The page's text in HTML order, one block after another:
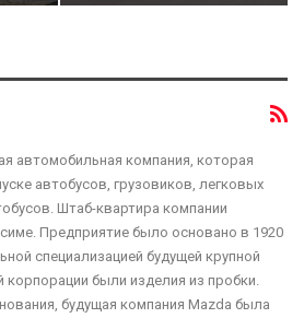
автомобильная компания, которая
автобусов, грузовиков, легковых
Штаб-квартира компании
Предприятие было основано в 1920
специализацией будущей крупной
были изделия из пробки.
будущая компания Mazda была